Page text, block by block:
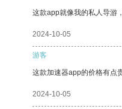
这款app就像我的私人导游
2024-10-05
游客
这款加速器app的价格有点
2024-10-05